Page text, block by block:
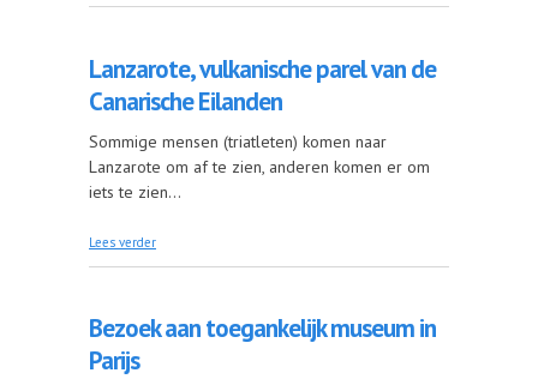
Lanzarote, vulkanische parel van de
Canarische Eilanden
Sommige mensen (triatleten) komen naar
Lanzarote om af te zien, anderen komen er om
iets te zien...
Lees verder
Bezoek aan toegankelijk museum in
Parijs